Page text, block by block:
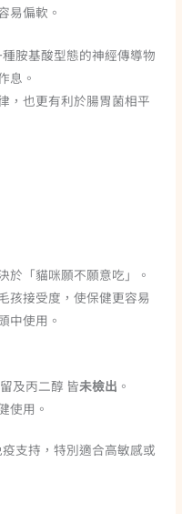
易偏軟。
胺基酸型態的神經傳導物
息。
，也更有利於腸胃菌相平
於「貓咪願不願意吃」。
孩接受度，使保健更容易
中使用。
及丙二醇 皆未檢出 。
使用。
支持，特別適合高敏感或